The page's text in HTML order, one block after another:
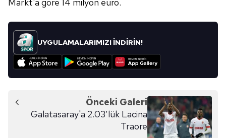
UYGULAMALARIMIZI İNDİRİN!
Önceki Galeri
Galatasaray'a 2.03’lük Lacina
Traore